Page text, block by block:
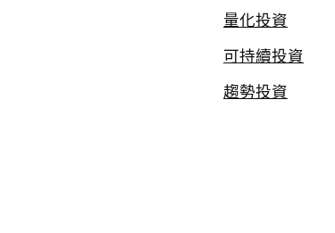
量化投資
可持續投資
趨勢投資